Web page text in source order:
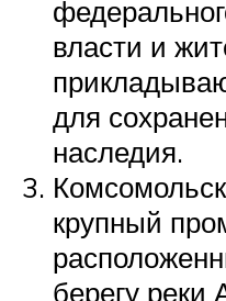
власти и
для
наследия.
крупный
берегу реки